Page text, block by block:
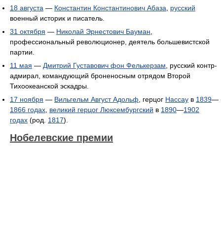
18 августа — Константин Константинович Абаза
русский
военный историк и писатель.
31 октября — Николай Эрнестович Бауман
профессиональный революционер, деятель большевистской
партии.
11 мая — Дмитрий Густавович фон Фелькерзам , русский контр-
адмирал, командующий броненосным отрядом Второй
Тихоокеанской эскадры.
17 ноября — Вильгельм Август Адольф , герцог Нассау в 1839—
1866 годах великий герцог Люксембургский в 1890—1902
годах (род. 1817).
Нобелевские премии